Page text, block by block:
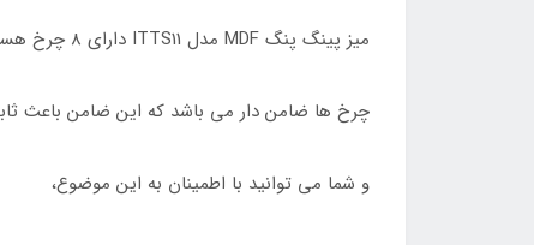
میز پینگ پنگ MDF مدل ITTS11 دارای 8 چرخ هستند که جمع کردن آنان کار شما را به مراتب راحت تر می کند.
چرخ ها ضامن دار می باشد که این ضامن باعث
و شما می توانید با اطمینان به این موضوع،